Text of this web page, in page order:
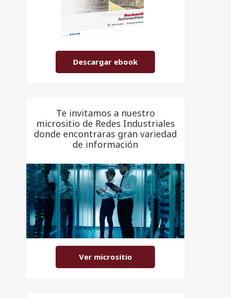
Descargar ebook
Te invitamos a nuestro
micrositio de Redes Industriales
donde encontraras gran variedad
de información
Ver micrositio